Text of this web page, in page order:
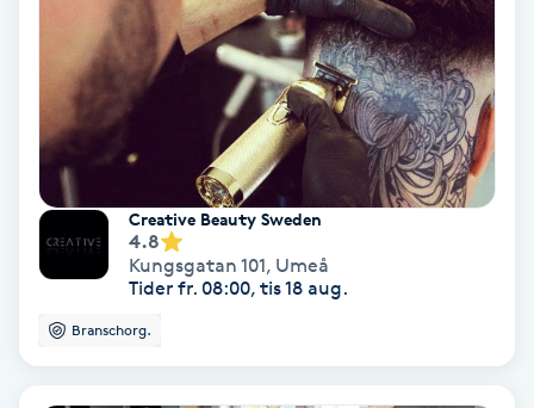
Eyeliner-tatuering
Face framing
Faceliftmassage
Fet hårbotten
Fettreducering
Creative Beauty Sweden
4.8
Kungsgatan 101, Umeå
Tider fr. 08:00, tis 18 aug.
Branschorg.